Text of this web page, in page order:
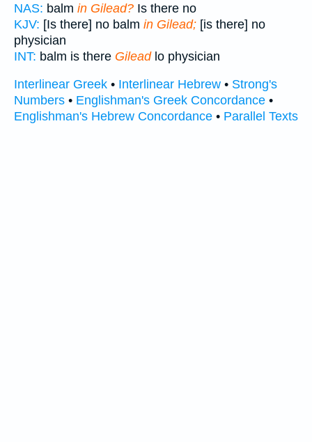
NAS: balm in Gilead? Is there no
KJV: [Is there] no balm in Gilead; [is there] no
physician
INT: balm is there Gileadlo physician
Interlinear Greek • Interlinear Hebrew • Strong's
Numbers • Englishman's Greek Concordance •
Englishman's Hebrew Concordance • Parallel Texts